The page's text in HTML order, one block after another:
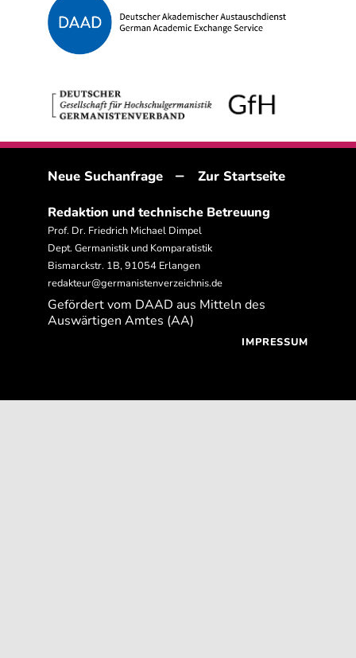
Neue Suchanfrage – Zur Startseite
Redaktion und technische Betreuung
Prof. Dr. Friedrich Michael Dimpel
Dept. Germanistik und Komparatistik
Bismarckstr. 1B, 91054 Erlangen
redakteur@germanistenverzeichnis.de
Gefördert vom DAAD aus Mitteln des
Auswärtigen Amtes (AA)
IMPRESSUM